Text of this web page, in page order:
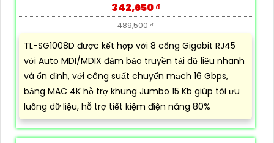
342,650 ₫
489,500 ₫
TL-SG1008D được kết hợp với 8 cổng Gigabit RJ45
với Auto MDI/MDIX đảm bảo truyền tải dữ liệu nhanh
và ổn định, với công suất chuyển mạch 16 Gbps,
bảng MAC 4K hỗ trợ khung Jumbo 15 Kb giúp tôi ưu
luồng dữ liệu, hỗ trợ tiết kiệm điện năng 80%